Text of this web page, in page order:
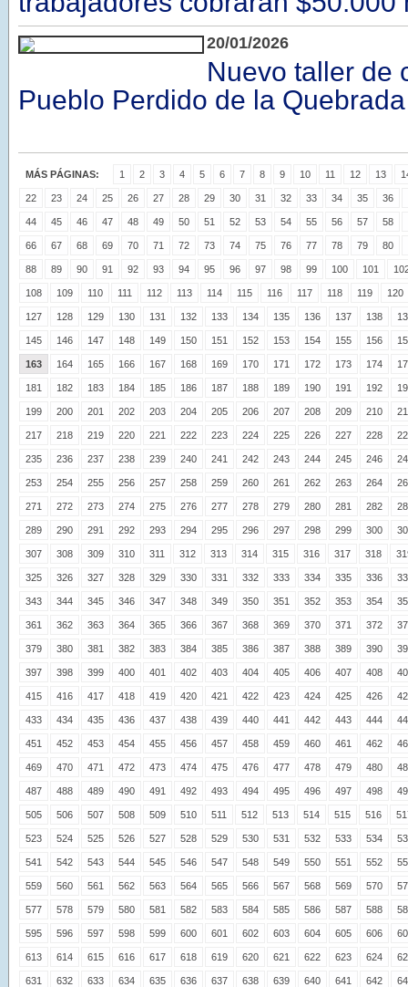
20/01/2026
Nuevo taller de
Pueblo Perdido de la Quebrada
MÁS PÁGINAS: 1 2 3 4 5 6 7 8 9 10 11 12 13
22 23 24 25 26 27 28 29 30 31 32 33 34 35 36
44 45 46 47 48 49 50 51 52 53 54 55 56 57 58
66 67 68 69 70 71 72 73 74 75 76 77 78 79 80
88 89 90 91 92 93 94 95 96 97 98 99 100 101
108 109 110 111 112 113 114 115 116 117 118 119 120
127 128 129 130 131 132 133 134 135 136 137 138
145 146 147 148 149 150 151 152 153 154 155 156
163 164 165 166 167 168 169 170 171 172 173 174
181 182 183 184 185 186 187 188 189 190 191 192
199 200 201 202 203 204 205 206 207 208 209 210
217 218 219 220 221 222 223 224 225 226 227 228
235 236 237 238 239 240 241 242 243 244 245 246
253 254 255 256 257 258 259 260 261 262 263 264
271 272 273 274 275 276 277 278 279 280 281 282
289 290 291 292 293 294 295 296 297 298 299 300
307 308 309 310 311 312 313 314 315 316 317 318
325 326 327 328 329 330 331 332 333 334 335 336
343 344 345 346 347 348 349 350 351 352 353 354
361 362 363 364 365 366 367 368 369 370 371 372
379 380 381 382 383 384 385 386 387 388 389 390
397 398 399 400 401 402 403 404 405 406 407 408
415 416 417 418 419 420 421 422 423 424 425 426
433 434 435 436 437 438 439 440 441 442 443 444
451 452 453 454 455 456 457 458 459 460 461 462
469 470 471 472 473 474 475 476 477 478 479 480
487 488 489 490 491 492 493 494 495 496 497 498
505 506 507 508 509 510 511 512 513 514 515 516
523 524 525 526 527 528 529 530 531 532 533 534
541 542 543 544 545 546 547 548 549 550 551 552
559 560 561 562 563 564 565 566 567 568 569 570
577 578 579 580 581 582 583 584 585 586 587 588
595 596 597 598 599 600 601 602 603 604 605 606
613 614 615 616 617 618 619 620 621 622 623 624
631 632 633 634 635 636 637 638 639 640 641 642